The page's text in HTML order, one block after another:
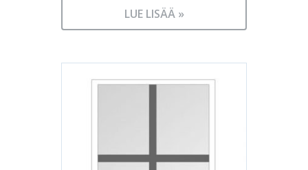
LUE LISÄÄ »